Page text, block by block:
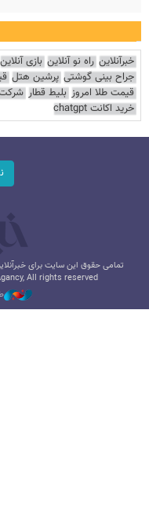
خبرآنلاین راه نو آنلاین بازی آنلاین
جراح بینی گوشتی پرشین هتل
قیمت طلا امروز بلیط قطار شرکت
خرید اکانت chatgpt
تمامی حقوق این سایت برای
All rights reserved